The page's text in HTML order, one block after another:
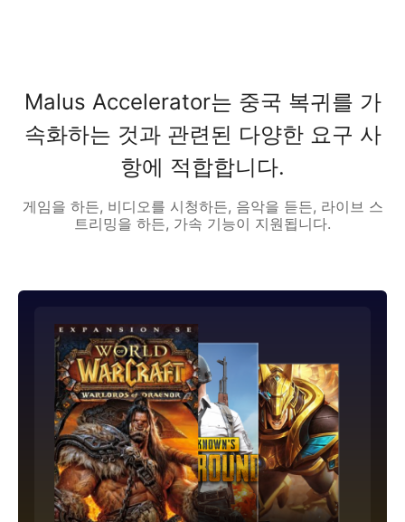
Malus Accelerator는 중국 복귀를 가
속화하는 것과 관련된 다양한 요구 사
항에 적합합니다.
게임을 하든, 비디오를 시청하든, 음악을 듣든, 라이브 스
트리밍을 하든, 가속 기능이 지원됩니다.